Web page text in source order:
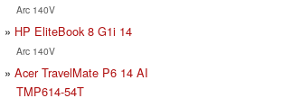
Arc 140V
HP EliteBook 8 G1i 14
Arc 140V
Acer TravelMate P6 14 AI
TMP614-54T